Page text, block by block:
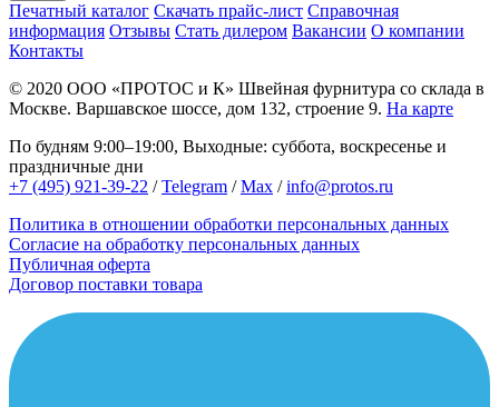
Печатный каталог Скачать прайс-лист Справочная
информация Отзывы Стать дилером Вакансии О компании
Контакты
© 2020 ООО «ПРОТОС и К» Швейная фурнитура со склада в
Москве. Варшавское шоссе, дом 132, строение 9. На карте
По будням 9:00–19:00, Выходные: суббота, воскресенье и
праздничные дни
+7 (495) 921-39-22 /Telegram /Max /info@protos.ru
Политика в отношении обработки персональных данных
Согласие на обработку персональных данных
Публичная оферта
Договор поставки товара